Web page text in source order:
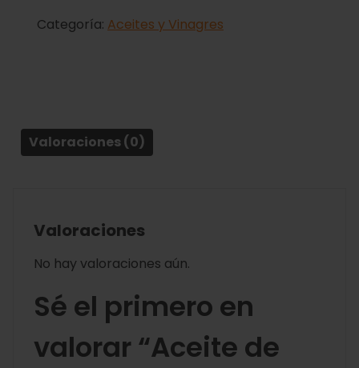
Categoría: Aceites y Vinagres
Valoraciones (0)
Valoraciones
No hay valoraciones aún.
Sé el primero en
valorar “Aceite de